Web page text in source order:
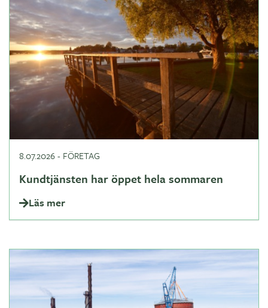
8.07.2026- FÖRETAG
Kundtjänsten har öppet hela sommaren
Läs mer